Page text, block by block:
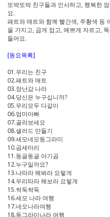
또박또박 친구들과 인사하고, 행복한
요.
패트와 매트와 함께 빨간색, 주황색 등
을 가지고, 곱게 접고, 예쁘게 자르고,
들어요.
[동요목록]
01.우리는 친구
02.패트와 매트
03.장난감 나라
04.당신은 누구십니까?
05.우리모두 다같이
06.엄마아빠
07.골라보세요
08.샐러드 만들기
09.세모네모동그라미
10.곰세마리
11.동글동글 아기곰
12.누구일까요?
13.나따라 해봐라 요렇게
14.우리따라 해보라 요렇게
15.싹둑싹둑
16.세모 나라 여행
17.네모나라여행
18.동그라미나라 여행